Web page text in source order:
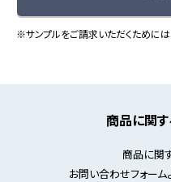
※サンプルをご請求いただくために
商品に関
商品に関
お問い合わせフォーム